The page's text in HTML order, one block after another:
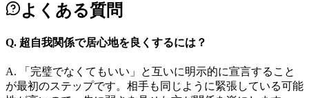
よくある質問
Q. 超自我関係で居心地を良くするには？
A.
「完璧でなくてもいい」と互いに明示的に宣言すること
が最初のステップです。相手も同じように緊張している可能